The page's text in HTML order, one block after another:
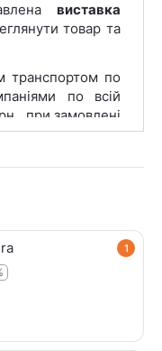
виставка
товар та
транспортом по
по всій
при замовлені
.
представлені в
Ріг, Миколаїв,
1